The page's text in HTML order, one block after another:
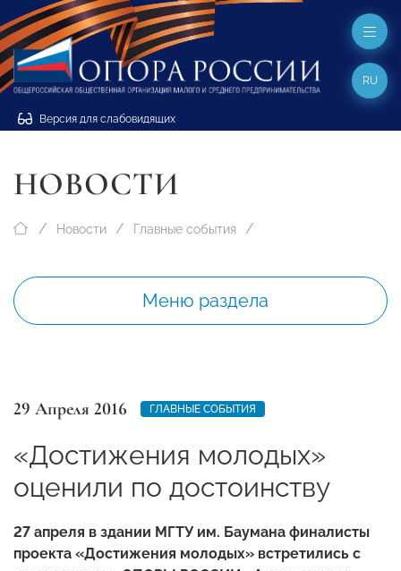
Версия для слабовидящих
RU
НОВОСТИ
Новости Главные события
Меню раздела
29 Апреля 2016 ГЛАВНЫЕ СОБЫТИЯ
«Достижения молодых»
оценили по достоинству
27 апреля в здании МГТУ им. Баумана финалисты
проекта «Достижения молодых» встретились с